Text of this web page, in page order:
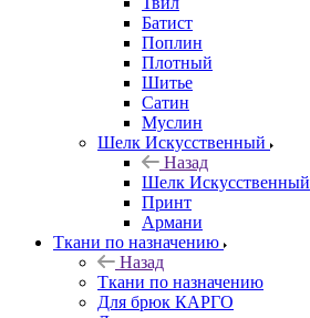
Батист
Поплин
Плотный
Шитье
Сатин
Муслин
Шелк Искусственный
Назад
Шелк Искусственный
Принт
Армани
Ткани по назначению
Назад
Ткани по назначению
Для брюк КАРГО